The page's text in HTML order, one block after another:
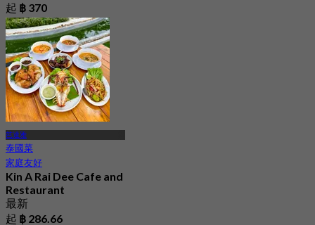
起 ฿ 370
芭達雅
泰國菜
家庭友好
Kin A Rai Dee Cafe and
Restaurant
最新
起 ฿ 286.66